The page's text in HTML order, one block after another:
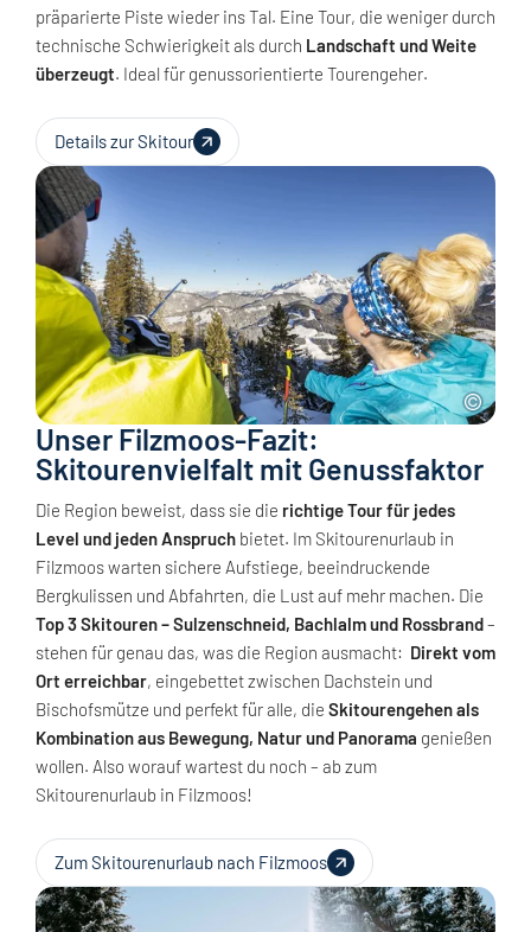
präparierte Piste wieder ins Tal. Eine Tour, die weniger durch
technische Schwierigkeit als durch Landschaft und Weite
überzeugt. Ideal für genussorientierte Tourengeher.
Details zur Skitour
Unser Filzmoos-Fazit:
Skitourenvielfalt mit Genussfaktor
Die Region beweist, dass sie die richtige Tour für jedes
Level und jeden Anspruch bietet. Im Skitourenurlaub in
Filzmoos warten sichere Aufstiege, beeindruckende
Bergkulissen und Abfahrten, die Lust auf mehr machen. Die
Top 3 Skitouren – Sulzenschneid, Bachlalm und Rossbrand–
stehen für genau das, was die Region ausmacht: Direkt vom
Ort erreichbar, eingebettet zwischen Dachstein und
Bischofsmütze und perfekt für alle, die Skitourengehen als
Kombination aus Bewegung, Natur und Panorama genießen
wollen. Also worauf wartest du noch – ab zum
Skitourenurlaub in Filzmoos!
Zum Skitourenurlaub nach Filzmoos